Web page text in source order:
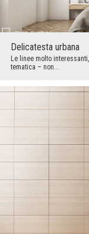
Delicatesta urbana
Le linee molto
tematica – non...